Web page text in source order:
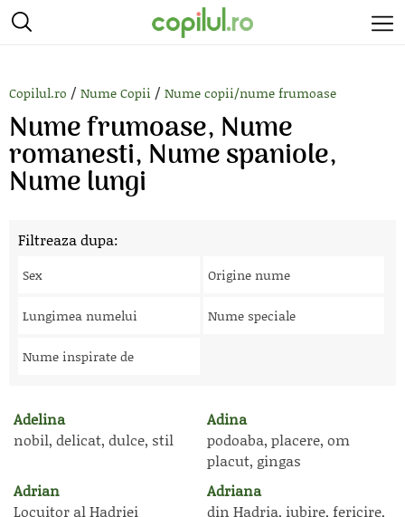
Copilul.ro / Nume Copii / Nume copii/nume frumoase
Nume frumoase, Nume
romanesti, Nume spaniole,
Nume lungi
Filtreaza dupa:
Sex Origine nume
Lungimea numelui Nume speciale
Nume inspirate de
Adelina
nobil, delicat, dulce, stil
Adina
podoaba, placere, om
placut, gingas
Adrian
Locuitor al Hadriei
Adriana
din Hadria, iubire, fericire,